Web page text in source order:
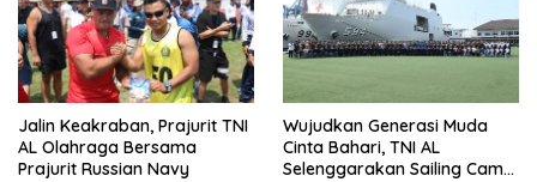
Jalin Keakraban, Prajurit TNI
AL Olahraga Bersama
Prajurit Russian Navy
Wujudkan Generasi Muda
Cinta Bahari, TNI AL
Selenggarakan Sailing Camp